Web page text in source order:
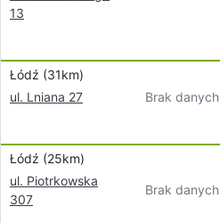
13
Łódź (31km)
ul. Lniana 27
Brak danych
Łódź (25km)
ul. Piotrkowska
307
Brak danych